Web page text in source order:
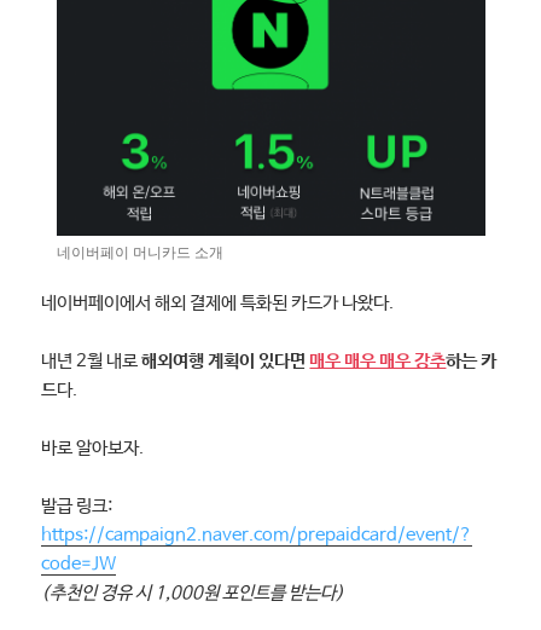
네이버페이 머니카드 소개
네이버페이에서 해외 결제에 특화된 카드가 나왔다.
내년 2월 내로해외여행 계획이 있다면 매우 매우 매우 강추하는 카
드다.
바로 알아보자.
발급 링크:
https://campaign2.naver.com/prepaidcard/event/?
code=JW
(추천인 경유 시 1,000원 포인트를 받는다)